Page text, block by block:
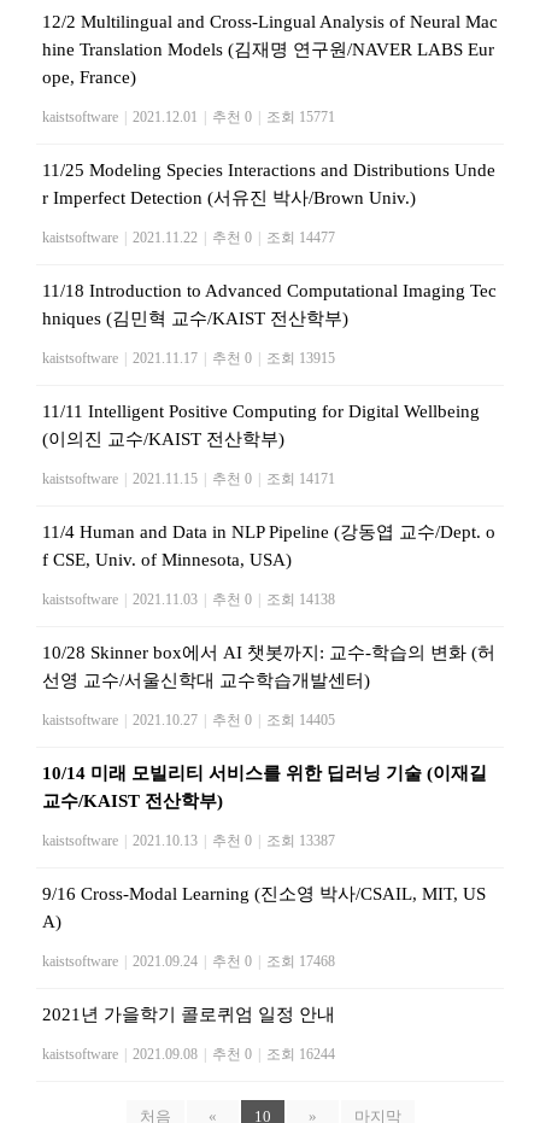
12/2 Multilingual and Cross-Lingual Analysis of Neural Mac
hine Translation Models (김재명 연구원/NAVER LABS Eur
ope, France)
kaistsoftware 2021.12.01 추천 0 조회 15771
11/25 Modeling Species Interactions and Distributions Unde
r Imperfect Detection (서유진 박사/Brown Univ.)
kaistsoftware 2021.11.22 추천 0 조회 14477
11/18 Introduction to Advanced Computational Imaging Tec
hniques (김민혁 교수/KAIST 전산학부)
kaistsoftware 2021.11.17 추천 0 조회 13915
11/11 Intelligent Positive Computing for Digital Wellbeing
(이의진 교수/KAIST 전산학부)
kaistsoftware 2021.11.15 추천 0 조회 14171
11/4 Human and Data in NLP Pipeline (강동엽 교수/Dept. o
f CSE, Univ. of Minnesota, USA)
kaistsoftware 2021.11.03 추천 0 조회 14138
10/28 Skinner box에서 AI 챗봇까지: 교수-학습의 변화 (허
선영 교수/서울신학대 교수학습개발센터)
kaistsoftware 2021.10.27 추천 0 조회 14405
10/14 미래 모빌리티 서비스를 위한 딥러닝 기술 (이재길
교수/KAIST 전산학부)
kaistsoftware 2021.10.13 추천 0 조회 13387
9/16 Cross-Modal Learning (진소영 박사/CSAIL, MIT, US
A)
kaistsoftware 2021.09.24 추천 0 조회 17468
2021년 가을학기 콜로퀴엄 일정 안내
kaistsoftware 2021.09.08 추천 0 조회 16244
처음 « 10 » 마지막